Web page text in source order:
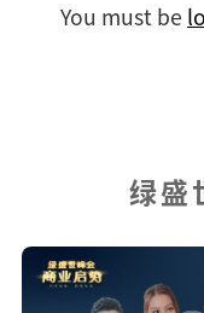
You must be
绿盛